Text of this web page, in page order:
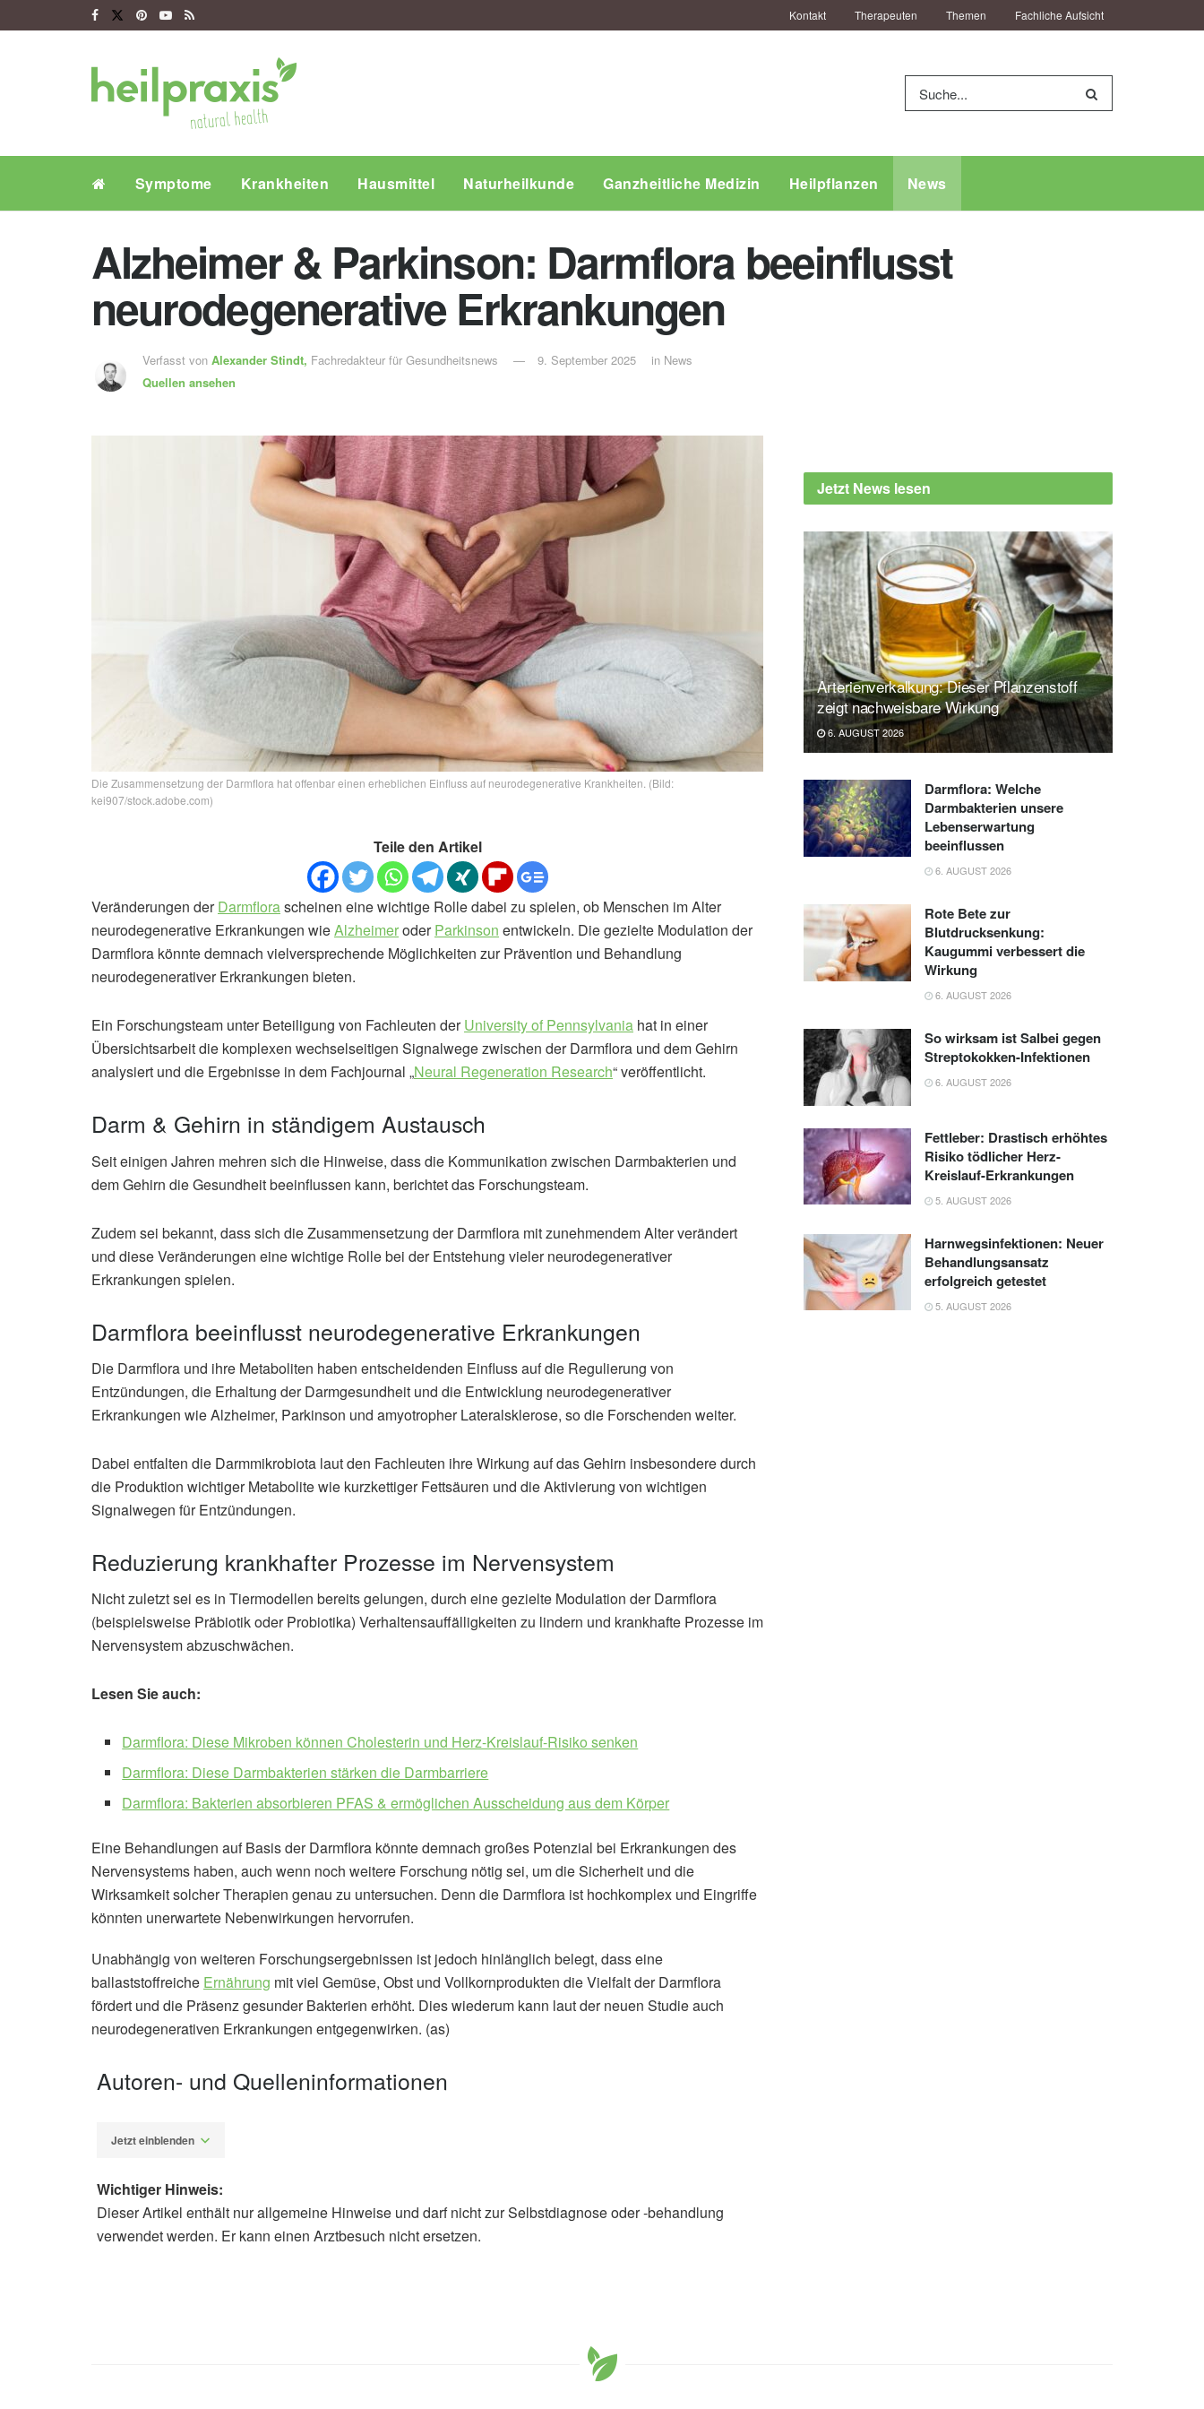
Kontakt Therapeuten Themen Fachliche Aufsicht
Symptome Krankheiten Hausmittel Naturheilkunde Ganzheitliche Medizin Heilpflanzen News
Alzheimer & Parkinson: Darmflora beeinflusst
neurodegenerative Erkrankungen
Verfasst von Alexander Stindt, Fachredakteur für Gesundheitsnews
Quellen ansehen
9. September 2025 in News
Die Zusammensetzung der Darmflora hat offenbar einen erheblichen Einfluss auf neurodegenerative Krankheiten. (Bild:
kei907/stock.adobe.com)
Teile den Artikel
Veränderungen derDarmflorascheinen eine wichtige Rolle dabei zu spielen, ob Menschen im Alter
neurodegenerative Erkrankungen wieAlzheimeroderParkinson entwickeln. Die gezielte Modulation der
Darmflora könnte demnach vielversprechende Möglichkeiten zur Prävention und Behandlung
neurodegenerativer Erkrankungen bieten.
Ein Forschungsteam unter Beteiligung von Fachleuten derUniversity of Pennsylvania hat in einer
Übersichtsarbeit die komplexen wechselseitigen Signalwege zwischen der Darmflora und dem Gehirn
analysiert und die Ergebnisse in dem Fachjournal „Neural Regeneration Research“ veröffentlicht.
Darm & Gehirn in ständigem Austausch
Seit einigen Jahren mehren sich die Hinweise, dass die Kommunikation zwischen Darmbakterien und
dem Gehirn die Gesundheit beeinflussen kann, berichtet das Forschungsteam.
Zudem sei bekannt, dass sich die Zusammensetzung der Darmflora mit zunehmendem Alter verändert
und diese Veränderungen eine wichtige Rolle bei der Entstehung vieler neurodegenerativer
Erkrankungen spielen.
Darmflora beeinflusst neurodegenerative Erkrankungen
Die Darmflora und ihre Metaboliten haben entscheidenden Einfluss auf die Regulierung von
Entzündungen, die Erhaltung der Darmgesundheit und die Entwicklung neurodegenerativer
Erkrankungen wie Alzheimer, Parkinson und amyotropher Lateralsklerose, so die Forschenden weiter.
Dabei entfalten die Darmmikrobiota laut den Fachleuten ihre Wirkung auf das Gehirn insbesondere durch
die Produktion wichtiger Metabolite wie kurzkettiger Fettsäuren und die Aktivierung von wichtigen
Signalwegen für Entzündungen.
Reduzierung krankhafter Prozesse im Nervensystem
Nicht zuletzt sei es in Tiermodellen bereits gelungen, durch eine gezielte Modulation der Darmflora
(beispielsweise Präbiotik oder Probiotika) Verhaltensauffälligkeiten zu lindern und krankhafte Prozesse im
Nervensystem abzuschwächen.
Lesen Sie auch:
Darmflora: Diese Mikroben können Cholesterin und Herz-Kreislauf-Risiko senken
Darmflora: Diese Darmbakterien stärken die Darmbarriere
Darmflora: Bakterien absorbieren PFAS & ermöglichen Ausscheidung aus dem Körper
Eine Behandlungen auf Basis der Darmflora könnte demnach großes Potenzial bei Erkrankungen des
Nervensystems haben, auch wenn noch weitere Forschung nötig sei, um die Sicherheit und die
Wirksamkeit solcher Therapien genau zu untersuchen. Denn die Darmflora ist hochkomplex und Eingriffe
könnten unerwartete Nebenwirkungen hervorrufen.
Unabhängig von weiteren Forschungsergebnissen ist jedoch hinlänglich belegt, dass eine
ballaststoffreiche Ernährung mit viel Gemüse, Obst und Vollkornprodukten die Vielfalt der Darmflora
fördert und die Präsenz gesunder Bakterien erhöht. Dies wiederum kann laut der neuen Studie auch
neurodegenerativen Erkrankungen entgegenwirken. (as)
Autoren- und Quelleninformationen
Jetzt einblenden
Alexander Stindt
Wichtiger Hinweis:
Dieser Artikel enthält nur allgemeine Hinweise und darf nicht zur Selbstdiagnose oder -behandlung
verwendet werden. Er kann einen Arztbesuch nicht ersetzen.
Jetzt News lesen
Arterienverkalkung: Dieser Pflanzenstoff
zeigt nachweisbare Wirkung
6. AUGUST 2026
Darmflora: Welche
Darmbakterien unsere
Lebenserwartung
beeinflussen
6. AUGUST 2026
Rote Bete zur
Blutdrucksenkung:
Kaugummi verbessert die
Wirkung
6. AUGUST 2026
So wirksam ist Salbei gegen
Streptokokken-Infektionen
6. AUGUST 2026
Fettleber: Drastisch erhöhtes
Risiko tödlicher Herz-
Kreislauf-Erkrankungen
5. AUGUST 2026
Harnwegsinfektionen: Neuer
Behandlungsansatz
erfolgreich getestet
5. AUGUST 2026